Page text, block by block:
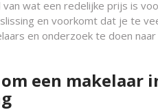
wat een redelijke prijs is
en voorkomt dat je te
en onderzoek te doen
een makelaar